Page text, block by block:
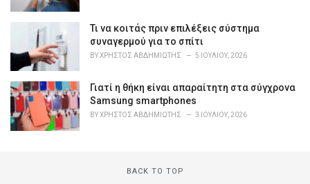
Τι να κοιτάς πριν επιλέξεις σύστημα
συναγερμού για το σπίτι
BYΧΡΉΣΤΟΣ ΑΒΔΗΜΙΏΤΗΣ 5 ΙΟΥΛΊΟΥ, 2026
Γιατί η θήκη είναι απαραίτητη στα σύγχρονα
Samsung smartphones
BYΧΡΉΣΤΟΣ ΑΒΔΗΜΙΏΤΗΣ 3 ΙΟΥΛΊΟΥ, 2026
BACK TO TOP